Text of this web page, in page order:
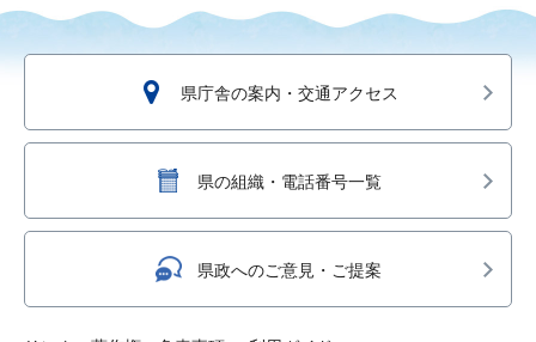
県庁舎の案内・交通アクセス
県の組織・電話番号一覧
県政へのご意見・ご提案